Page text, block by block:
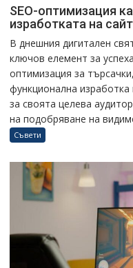
SEO-оптимизация
изработката на сайт
В днешния дигитален
ключов елемент за
оптимизация за
функционална
за своята целева
на подобряване на
Съвети